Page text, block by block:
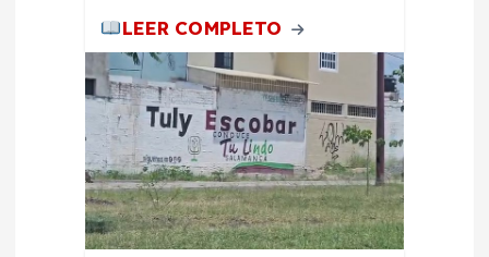
LEER COMPLETO